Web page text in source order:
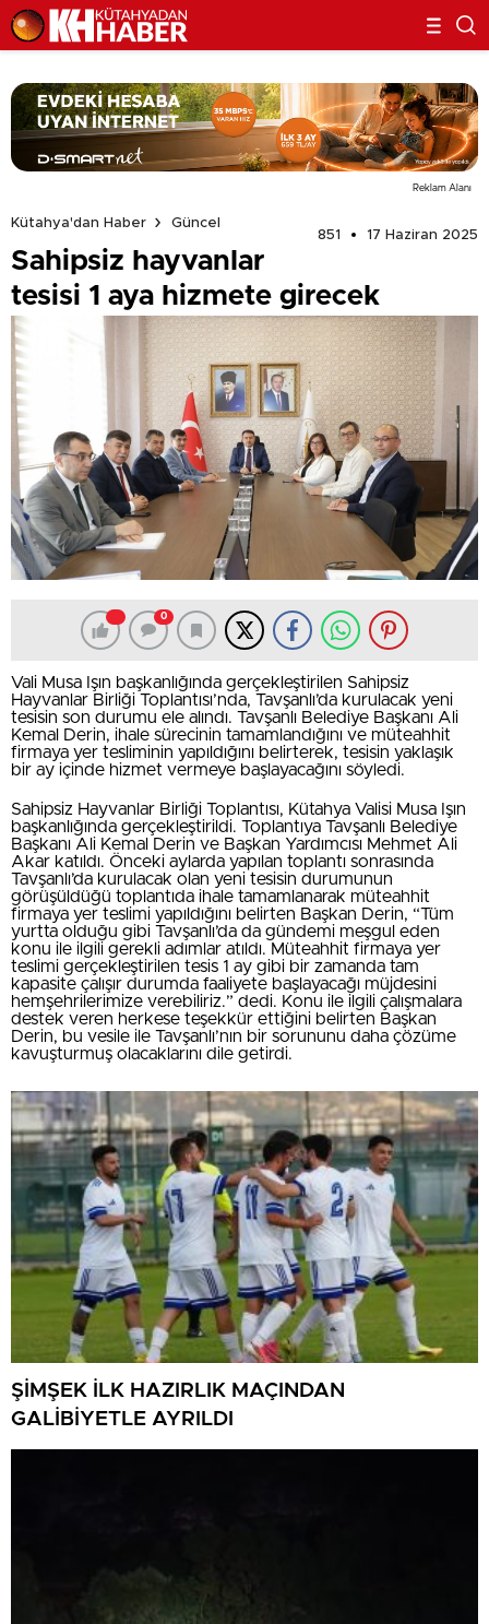
Reklam Alanı
Kütahya'dan Haber
Güncel
851
17 Haziran 2025
Sahipsiz hayvanlar
tesisi 1 aya hizmete girecek
0
Vali Musa Işın başkanlığında gerçekleştirilen Sahipsiz
Hayvanlar Birliği Toplantısı’nda, Tavşanlı’da kurulacak yeni
tesisin son durumu ele alındı. Tavşanlı Belediye Başkanı Ali
Kemal Derin, ihale sürecinin tamamlandığını ve müteahhit
firmaya yer tesliminin yapıldığını belirterek, tesisin yaklaşık
bir ay içinde hizmet vermeye başlayacağını söyledi.
Sahipsiz Hayvanlar Birliği Toplantısı, Kütahya Valisi Musa Işın
başkanlığında gerçekleştirildi. Toplantıya Tavşanlı Belediye
Başkanı Ali Kemal Derin ve Başkan Yardımcısı Mehmet Ali
Akar katıldı. Önceki aylarda yapılan toplantı sonrasında
Tavşanlı’da kurulacak olan yeni tesisin durumunun
görüşüldüğü toplantıda ihale tamamlanarak müteahhit
firmaya yer teslimi yapıldığını belirten Başkan Derin, “Tüm
yurtta olduğu gibi Tavşanlı’da da gündemi meşgul eden
konu ile ilgili gerekli adımlar atıldı. Müteahhit firmaya yer
teslimi gerçekleştirilen tesis 1 ay gibi bir zamanda tam
kapasite çalışır durumda faaliyete başlayacağı müjdesini
hemşehrilerimize verebiliriz.” dedi. Konu ile ilgili çalışmalara
destek veren herkese teşekkür ettiğini belirten Başkan
Derin, bu vesile ile Tavşanlı’nın bir sorununu daha çözüme
kavuşturmuş olacaklarını dile getirdi.
ŞİMŞEK İLK HAZIRLIK MAÇINDAN
GALİBİYETLE AYRILDI